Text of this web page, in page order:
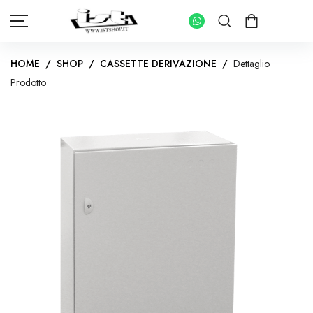
IMPIANTI FOTOVOLTAICI PER ABITAZIONI
HOME / SHOP / CASSETTE DERIVAZIONE / Dettaglio
Prodotto